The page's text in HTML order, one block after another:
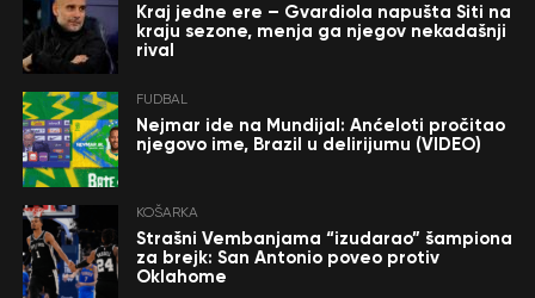
Kraj jedne ere – Gvardiola napušta Siti na
kraju sezone, menja ga njegov nekadašnji
rival
FUDBAL
Nejmar ide na Mundijal: Anćeloti pročitao
njegovo ime, Brazil u delirijumu (VIDEO)
KOŠARKA
Strašni Vembanjama “izudarao” šampiona
za brejk: San Antonio poveo protiv
Oklahome